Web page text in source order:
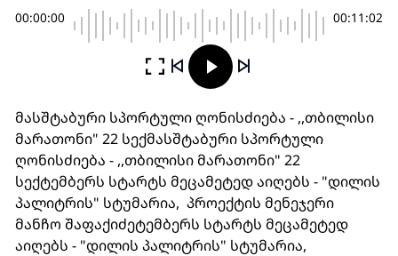
00:00:00 00:11:02
მასშტაბური სპორტული ღონისძიება - ,,თბილისი
მარათონი" 22 სექმასშტაბური სპორტული
ღონისძიება - ,,თბილისი მარათონი" 22
სექტემბერს სტარტს მეცამეტედ აიღებს - "დილის
პალიტრის" სტუმარია, პროექტის მენეჯერი
მანჩო შაფაქიძეტემბერს სტარტს მეცამეტედ
აიღებს - "დილის პალიტრის" სტუმარია,